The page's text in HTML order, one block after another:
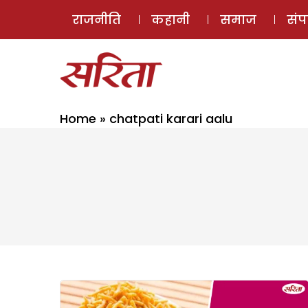
राजनीति कहानी समाज
Home » chatpati karari aalu